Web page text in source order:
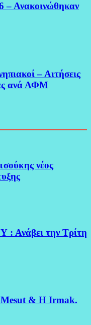
Ανακοινώθηκαν
– Αιτήσεις
ανά ΑΦΜ
νέος
την Τρίτη
& Η Irmak.